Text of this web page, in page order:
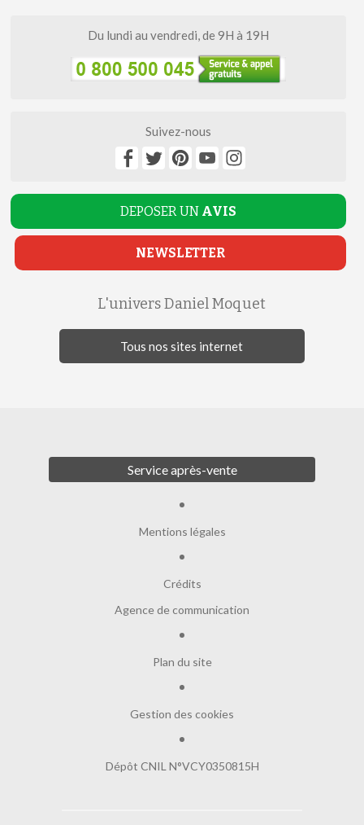
Du lundi au vendredi, de 9H à 19H
Suivez-nous
DEPOSER UN AVIS
NEWSLETTER
L'univers Daniel Moquet
Tous nos sites internet
Service après-vente
Mentions légales
Crédits
Agence de communication
Plan du site
Gestion des cookies
Dépôt CNIL N°VCY0350815H